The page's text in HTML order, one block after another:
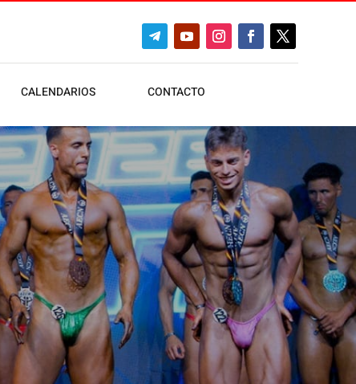
CALENDARIOS CONTACTO